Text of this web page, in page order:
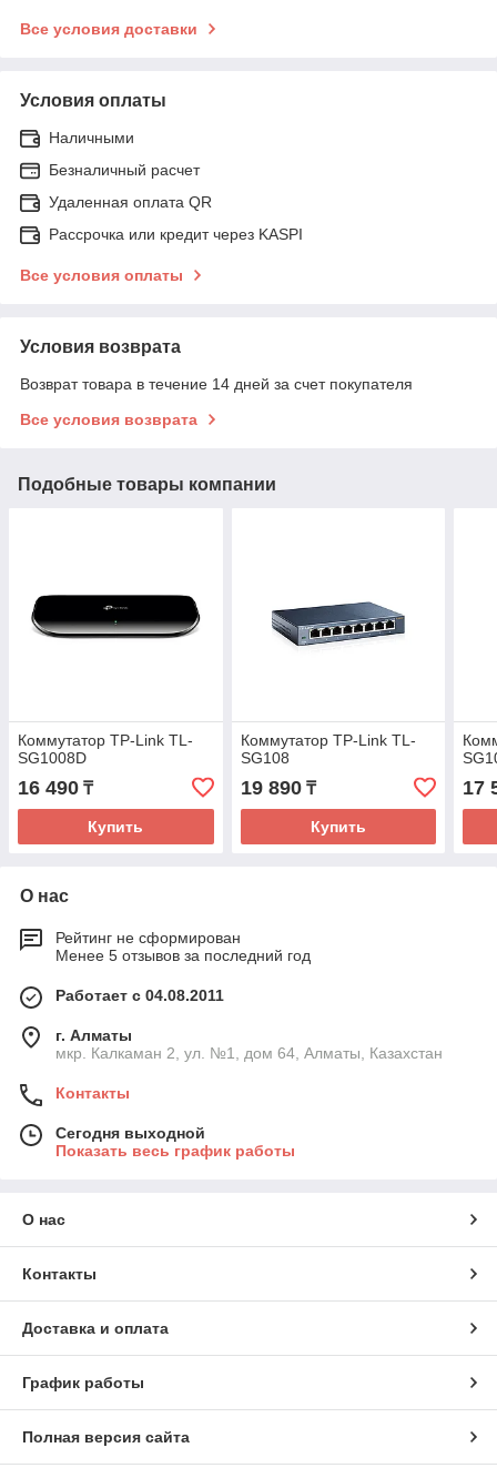
Все условия доставки
Условия оплаты
Наличными
Безналичный расчет
Удаленная оплата QR
Рассрочка или кредит через KASPI
Все условия оплаты
Условия возврата
Возврат товара в течение 14 дней за счет покупателя
Все условия возврата
Подобные товары компании
Коммутатор TP-Link TL-
SG1008D
16 490 ₸
Купить
Коммутатор TP-Link TL-
SG108
19 890₸
Купить
17
О нас
Рейтинг не сформирован
Менее 5 отзывов за последний год
Работает с 04.08.2011
г. Алматы
мкр. Калкаман 2, ул. №1, дом 64, Алматы, Казахстан
Контакты
Сегодня выходной
Показать весь график работы
О нас
Контакты
Доставка и оплата
График работы
Полная версия сайта